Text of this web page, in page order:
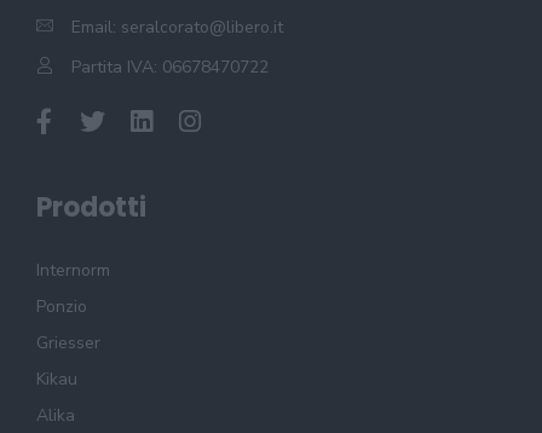
Email: seralcorato@libero.it
Partita IVA: 06678470722
Prodotti
Internorm
Ponzio
Griesser
Kikau
Alika